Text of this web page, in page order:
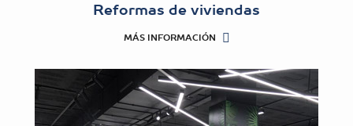
Reformas de viviendas
MÁS INFORMACIÓN